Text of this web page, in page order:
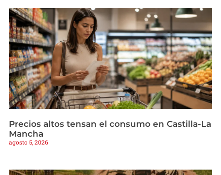
Precios altos tensan el consumo en Castilla-La
Mancha
agosto 5, 2026